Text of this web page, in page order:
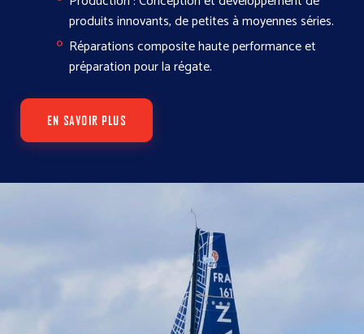
produits innovants, de petites à moyennes séries.
Réparations composite haute performance et
préparation pour la régate.
EN SAVOIR PLUS